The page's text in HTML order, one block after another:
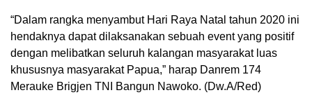
“Dalam rangka menyambut Hari Raya Natal tahun 2020 ini
hendaknya dapat dilaksanakan sebuah event yang positif
dengan melibatkan seluruh kalangan masyarakat luas
khususnya masyarakat Papua,” harap Danrem 174
Merauke Brigjen TNI Bangun Nawoko. (Dw.A/Red)